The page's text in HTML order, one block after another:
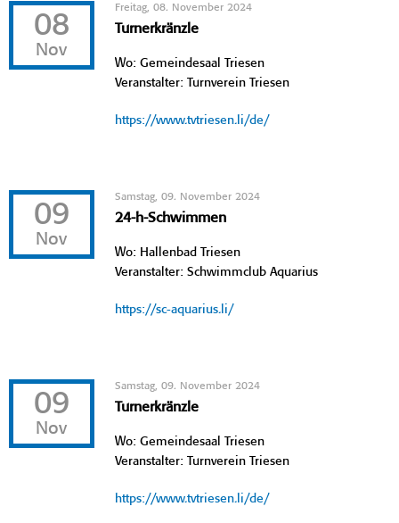
08
Nov
Freitag, 08. November 2024
Turnerkränzle
Wo: Gemeindesaal Triesen
Veranstalter: Turnverein Triesen
https://www.tvtriesen.li/de/
09
Nov
Samstag, 09. November 2024
24-h-Schwimmen
Wo: Hallenbad Triesen
Veranstalter: Schwimmclub Aquarius
https://sc-aquarius.li/
09
Nov
Samstag, 09. November 2024
Turnerkränzle
Wo: Gemeindesaal Triesen
Veranstalter: Turnverein Triesen
https://www.tvtriesen.li/de/